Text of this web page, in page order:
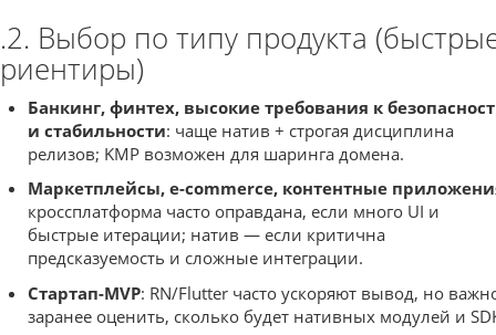
Выбор по типу продукта
Банкинг, финтех, высокие требования к
и стабильности: чаще натив + строгая дисциплина
релизов; KMP возможен для шаринга домена.
Маркетплейсы, e-commerce, контентные
кроссплатформа часто оправдана, если много UI и
быстрые итерации; натив — если критична
предсказуемость и сложные интеграции.
Стартап-MVP: RN/Flutter часто ускоряют вывод, но
заранее оценить, сколько будет нативных модулей и